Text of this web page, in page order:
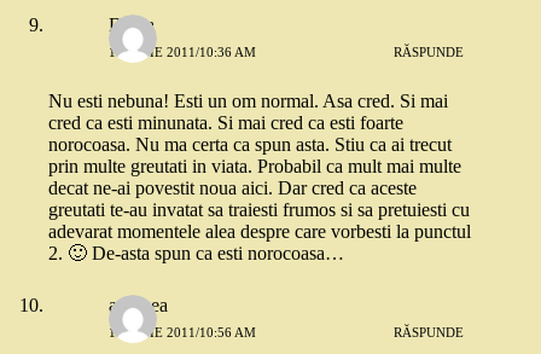
Diana
19 IULIE 2011/10:36 AM RĂSPUNDE
Nu esti nebuna! Esti un om normal. Asa cred. Si mai
cred ca esti minunata. Si mai cred ca esti foarte
norocoasa. Nu ma certa ca spun asta. Stiu ca ai trecut
prin multe greutati in viata. Probabil ca mult mai multe
decat ne-ai povestit noua aici. Dar cred ca aceste
greutati te-au invatat sa traiesti frumos si sa pretuiesti cu
adevarat momentele alea despre care vorbesti la punctul
2. 🙂 De-asta spun ca esti norocoasa…
andreea
19 IULIE 2011/10:56 AM RĂSPUNDE